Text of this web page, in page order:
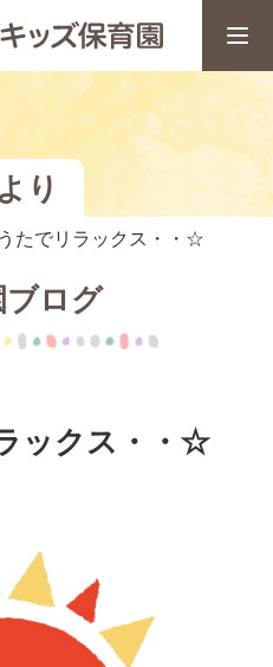
り
たでリラックス・・☆
ブログ
ックス・・☆